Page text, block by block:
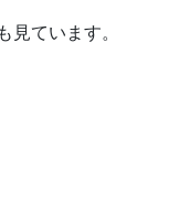
見ています。